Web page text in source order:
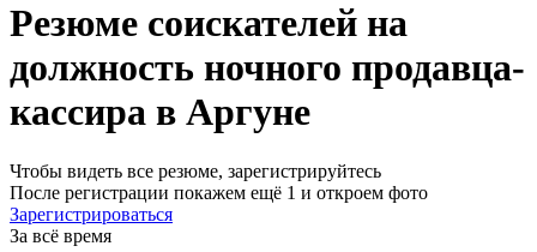
Резюме соискателей на
должность ночного продавца-
кассира в Аргуне
Чтобы видеть все резюме, зарегистрируйтесь
После регистрации покажем ещё 1 и откроем фото
Зарегистрироваться
За всё время